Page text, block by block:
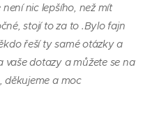
nic lepšího, než mít
stojí to za to .Bylo fajn
řeší ty samé otázky a
dotazy a můžete se na
děkujeme a moc